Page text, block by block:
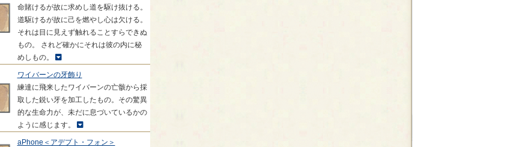
命賭けるが故に求めし道を駆け抜ける。
道駆けるが故に己を燃やし心は欠ける。
それは目に見えず触れることすらできぬ
もの。 されど確かにそれは彼の内に秘
めしもの。
ワイバーンの牙飾り
練達に飛来したワイバーンの亡骸から採
取した鋭い牙を加工したもの。その驚異
的な生命力が、未だに息づいているかの
ように感じます。
aPhone＜アデプト・フォン＞